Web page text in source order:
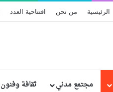
الرئيسية من نحن افتتاحية العدد
مجتمع مدني ثقافة وفنون